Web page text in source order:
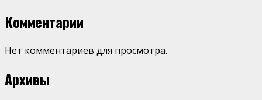
Комментарии
Нет комментариев для просмотра.
Архивы